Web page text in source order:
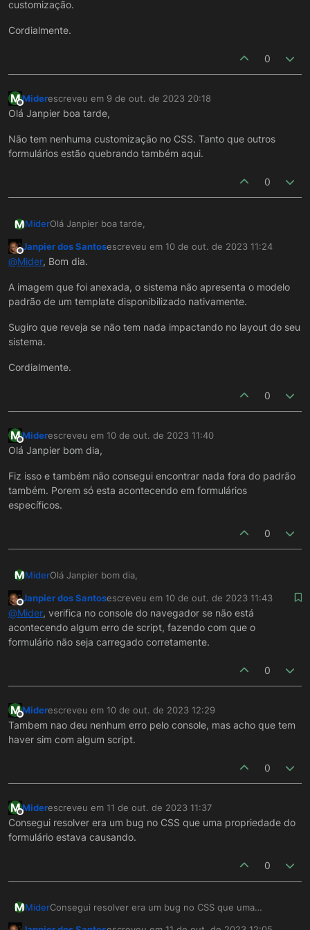
customização.
Cordialmente.
0
M
Offline
Miderescreveu em 9 de out. de 2023 20:18
última edição por
Olá Janpier boa tarde,
Não tem nenhuma customização no CSS. Tanto que outros
formulários estão quebrando também aqui.
0
MMiderOlá Janpier boa tarde,
Não tem nenhuma customização no CSS. Tanto que
outros formulários estão quebrando também aqui.
Offline
Janpier dos Santosescreveu em 10 de out. de 2023 11:24
última edição por
@Mider, Bom dia.
A imagem que foi anexada, o sistema não apresenta o modelo
padrão de um template disponibilizado nativamente.
Sugiro que reveja se não tem nada impactando no layout do seu
sistema.
Cordialmente.
0
M
Offline
Miderescreveu em 10 de out. de 2023 11:40
última edição por
Olá Janpier bom dia,
Fiz isso e também não consegui encontrar nada fora do padrão
também. Porem só esta acontecendo em formulários
específicos.
0
MMiderOlá Janpier bom dia,
Fiz isso e também não consegui encontrar nada fora do
padrão também. Porem só esta acontecendo em
formulários específicos.
Offline
Janpier dos Santosescreveu em 10 de out. de 2023 11:43
última edição por
@Mider, verifica no console do navegador se não está
acontecendo algum erro de script, fazendo com que o
formulário não seja carregado corretamente.
0
M
Offline
Miderescreveu em 10 de out. de 2023 12:29
última edição por
Tambem nao deu nenhum erro pelo console, mas acho que tem
haver sim com algum script.
0
M
Offline
Miderescreveu em 11 de out. de 2023 11:37
última edição por
Consegui resolver era um bug no CSS que uma propriedade do
formulário estava causando.
0
MMiderConsegui resolver era um bug no CSS que uma